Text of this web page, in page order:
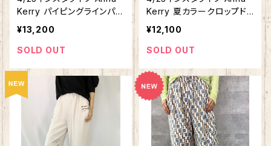
Kerry パイピングラインパン
ツ 27222602
¥13,200
SOLD OUT
Kerry 夏カラークロップド
パンツ 56222608
¥12,100
SOLD OUT